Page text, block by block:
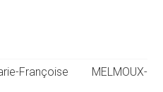
Françoise MELMOUX-